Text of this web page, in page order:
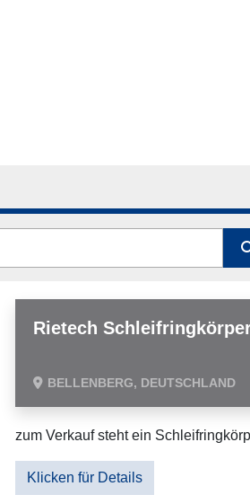
Rietech
BELLENBERG, DEUTSCHLAND
zum Verkauf steht ein
Klicken für Details